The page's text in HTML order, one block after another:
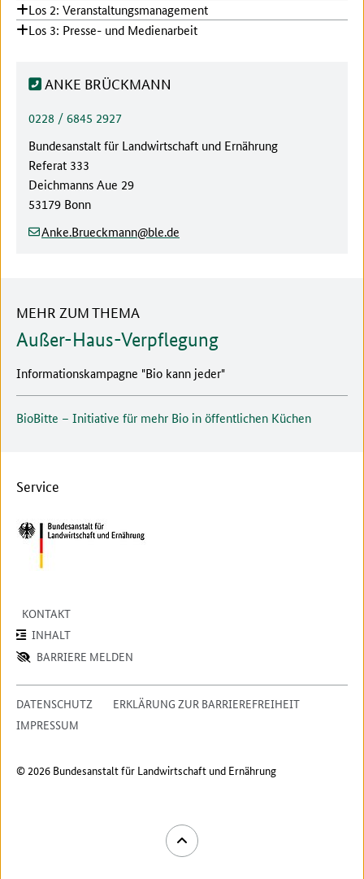
Los 2: Veranstaltungsmanagement
Los 3: Presse- und Medienarbeit
ANKE BRÜCKMANN
Telefonnummer:
0228 / 6845 2927
Behörde:
Bundesanstalt für Landwirtschaft und Ernährung
Referat 333
Straße/Hausnummer:
Deichmanns Aue 29
Postleitzahl/Ort:
53179 Bonn
Anke.Brueckmann (at)
ble(dot)
de
MEHR ZUM THEMA
Außer-Haus-Verpflegung
Informationskampagne "Bio kann jeder"
BioBitte – Initiative für mehr Bio in öffentlichen Küchen
Service
KONTAKT
INHALT
BARRIERE MELDEN
DATENSCHUTZ
ERKLÄRUNG ZUR BARRIEREFREIHEIT
IMPRESSUM
© 2026 Bundesanstalt für Landwirtschaft und Ernährung